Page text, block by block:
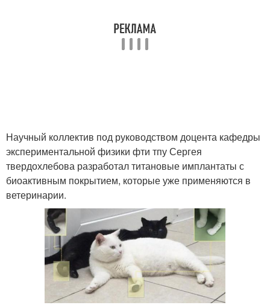
Научный коллектив под руководством доцента кафедры
экспериментальной физики фти тпу Сергея
твердохлебова разработал титановые имплантаты с
биоактивным покрытием, которые уже применяются в
ветеринарии.